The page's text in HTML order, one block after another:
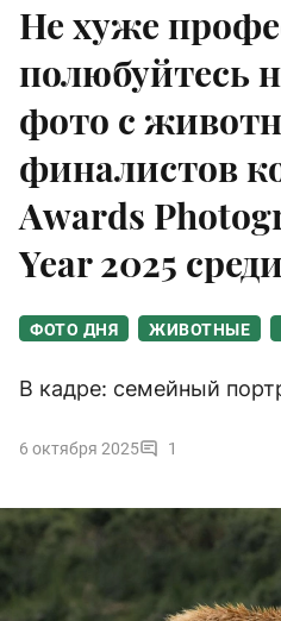
Не хуже
полюбуйтесь
фото с
финалистов
Awards
Year 2025
ФОТО ДНЯ ЖИВОТНЫЕ
В кадре: семейный
6 октября 2025 1